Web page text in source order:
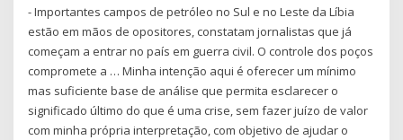
- Importantes campos de petróleo no Sul e no Leste da Líbia
estão em mãos de opositores, constatam jornalistas que já
começam a entrar no país em guerra civil. O controle dos poços
compromete a … Minha intenção aqui é oferecer um mínimo
mas suficiente base de análise que permita esclarecer o
significado último do que é uma crise, sem fazer juízo de valor
com minha própria interpretação, com objetivo de ajudar o